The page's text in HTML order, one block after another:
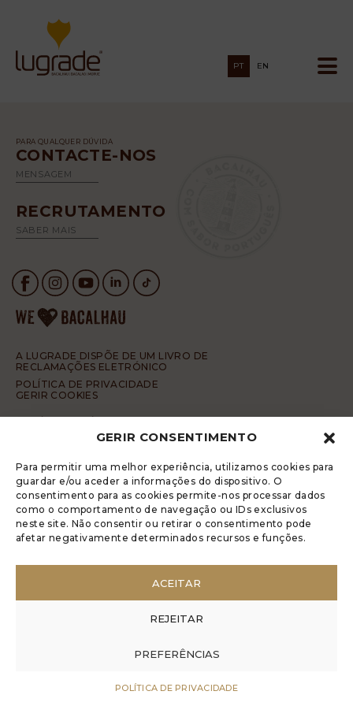
GERIR CONSENTIMENTO
Para permitir uma melhor experiência, utilizamos cookies para
guardar e/ou aceder a informações do dispositivo. O
consentimento para as cookies permite-nos processar dados
como o comportamento de navegação ou IDs exclusivos
neste site. Não consentir ou retirar o consentimento pode
afetar negativamente determinados recursos e funções.
ACEITAR
REJEITAR
PREFERÊNCIAS
POLÍTICA DE PRIVACIDADE
PT EN
PARA QUALQUER DÚVIDA
CONTACTE-NOS
MENSAGEM
RECRUTAMENTO
SABER MAIS
A LUGRADE DISPÕE DE UM LIVRO DE
RECLAMAÇÕES ELETRÓNICO
POLÍTICA DE PRIVACIDADE
GERIR COOKIES
CÓDIGO DE CONDUTA DA DENÚNCIA ANÓNIMA
© 2017 Rui Veríssimo Design